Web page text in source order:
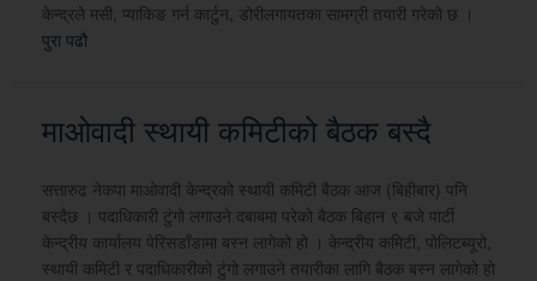
केन्द्रले मसी, प्याकिङ गर्न कार्टुन, डोरीलगायतका सामग्री तयारी गरेको छ ।
पुरा पढौ
माओवादी स्थायी कमिटीको बैठक बस्दै
सत्तारुढ नेकपा माओवादी केन्द्रको स्थायी कमिटी बैठक आज (बिहीबार) पनि
बस्दैछ । पदाधिकारी टुंगो लगाउने दबाबमा परेको बैठक बिहान ९ बजे पार्टी
केन्द्रीय कार्यालय पेरिसडाँडामा बस्न लागेको हो । केन्द्रीय कमिटी, पोलिटब्यूरो,
स्थायी कमिटी र पदाधिकारीको टुंगो लगाउने तयारीका लागि बैठक बस्न लागेको हो